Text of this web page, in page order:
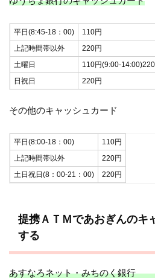
平日(8:45-18：00)
110円
上記時間帯以外
220円
土曜日
110円(9:00-
日祝日
220円
その他のキャッシュカード
平日(8:00-18：00)
110円
上記時間帯以外
220円
土日祝日(8：00-21：00)
220円
提携ＡＴＭであおぎんのキ
する
あすなろネット・みちのく銀行